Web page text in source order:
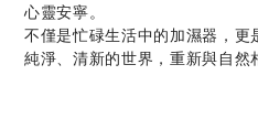
心靈安寧。
不僅是忙碌生活中的加濕器，更
純淨、清新的世界，重新與自然